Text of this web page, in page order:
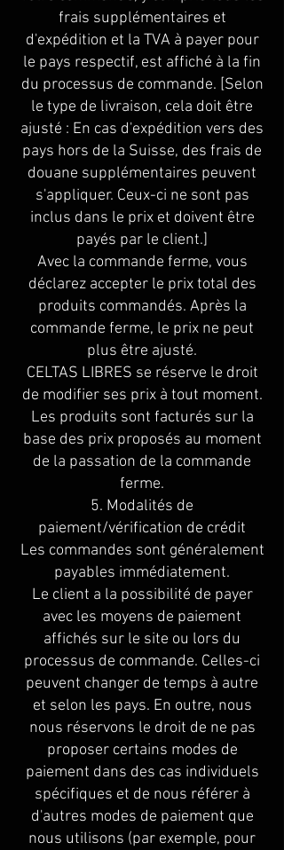
frais supplémentaires et
d'expédition et la TVA à payer pour
le pays respectif, est affiché à la fin
du processus de commande. [Selon
le type de livraison, cela doit être
ajusté : En cas d'expédition vers des
pays hors de la Suisse, des frais de
douane supplémentaires peuvent
s'appliquer. Ceux-ci ne sont pas
inclus dans le prix et doivent être
payés par le client.]
Avec la commande ferme, vous
déclarez accepter le prix total des
produits commandés. Après la
commande ferme, le prix ne peut
plus être ajusté.
CELTAS LIBRES se réserve le droit
de modifier ses prix à tout moment.
Les produits sont facturés sur la
base des prix proposés au moment
de la passation de la commande
ferme.
5. Modalités de
paiement/vérification de crédit
Les commandes sont généralement
payables immédiatement.
Le client a la possibilité de payer
avec les moyens de paiement
affichés sur le site ou lors du
processus de commande. Celles-ci
peuvent changer de temps à autre
et selon les pays. En outre, nous
nous réservons le droit de ne pas
proposer certains modes de
paiement dans des cas individuels
spécifiques et de nous référer à
d'autres modes de paiement que
nous utilisons (par exemple, pour